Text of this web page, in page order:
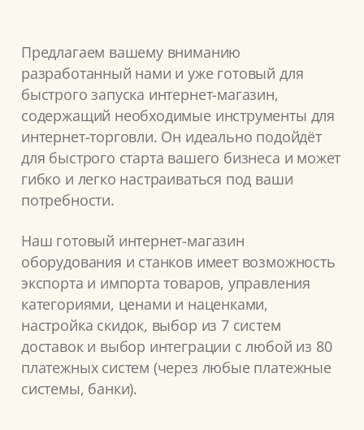
Предлагаем вашему вниманию
разработанный нами и уже готовый для
быстрого запуска интернет-магазин,
содержащий необходимые инструменты для
интернет-торговли. Он идеально подойдёт
для быстрого старта вашего бизнеса и может
гибко и легко настраиваться под ваши
потребности.
Наш готовый интернет-магазин
оборудования и станков имеет возможность
экспорта и импорта товаров, управления
категориями, ценами и наценками,
настройка скидок, выбор из 7 систем
доставок и выбор интеграции с любой из 80
платежных систем (через любые платежные
системы, банки).